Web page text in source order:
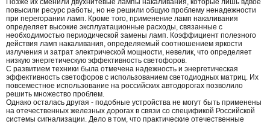
Позже их сменили двухнитевые лампы накаливания, которые лишь вдвое
повысили ресурс работы, но не решили общую проблему ненадежности
при перегорании ламп. Кроме того, применение ламп накаливания
определяет высокие эксплуатационные расходы, связанные с
необходимостью периодической замены ламп. Коэффициент полезного
действия ламп накаливания, определяемый соотношением яркости
излучения и затрат электрической мощности, невелик, что определяет
низкую энергетическую эффективность светофоров.
С развитием техники была отмечена надежность и энергетическая
эффективность светофоров с использованием светодиодных матриц. Их
повсеместное использование на российских автодорогах позволило
решить множество проблем.
Однако осталась другая - подобные устройства не могут быть применены
на отечественных железных дорогах в связи со спецификой Российской
системы сигнализации. Дело в том, что практические отечественные